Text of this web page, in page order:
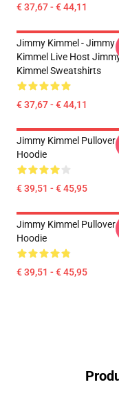
€ 37,67 - € 44,11
Jimmy Kimmel - Jimmy
Kimmel Live Host
Kimmel Sweatshirts
€ 37,67 - € 44,11
Jimmy Kimmel Pullover
Hoodie
€ 39,51 - € 45,95
Jimmy Kimmel Pullover
Hoodie
€ 39,51 - € 45,95